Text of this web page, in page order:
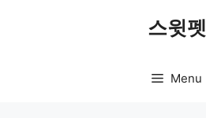
스윗펫
Menu